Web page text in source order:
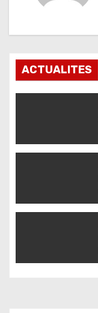
ACTUALITES